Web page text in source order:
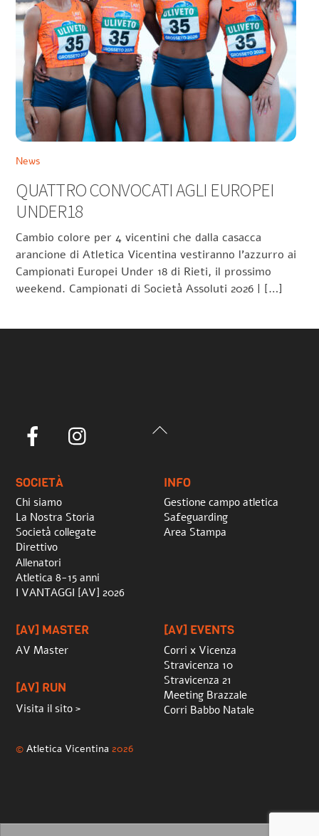
News
QUATTRO CONVOCATI AGLI EUROPEI
UNDER18
Cambio colore per 4 vicentini che dalla casacca
arancione di Atletica Vicentina vestiranno l’azzurro ai
Campionati Europei Under 18 di Rieti, il prossimo
weekend. Campionati di Società Assoluti 2026 | […]
Back
Facebook
SOCIETÀ
Chi siamo
La Nostra Storia
Società collegate
Direttivo
Allenatori
Atletica 8-15 anni
I VANTAGGI [AV] 2026
INFO
Gestione campo atletica
Safeguarding
Area Stampa
[AV] MASTER
AV Master
[AV] RUN
Visita il sito >
[AV] EVENTS
Corri x Vicenza
Stravicenza 10
Stravicenza 21
Meeting Brazzale
Corri Babbo Natale
©Atletica Vicentina 2026